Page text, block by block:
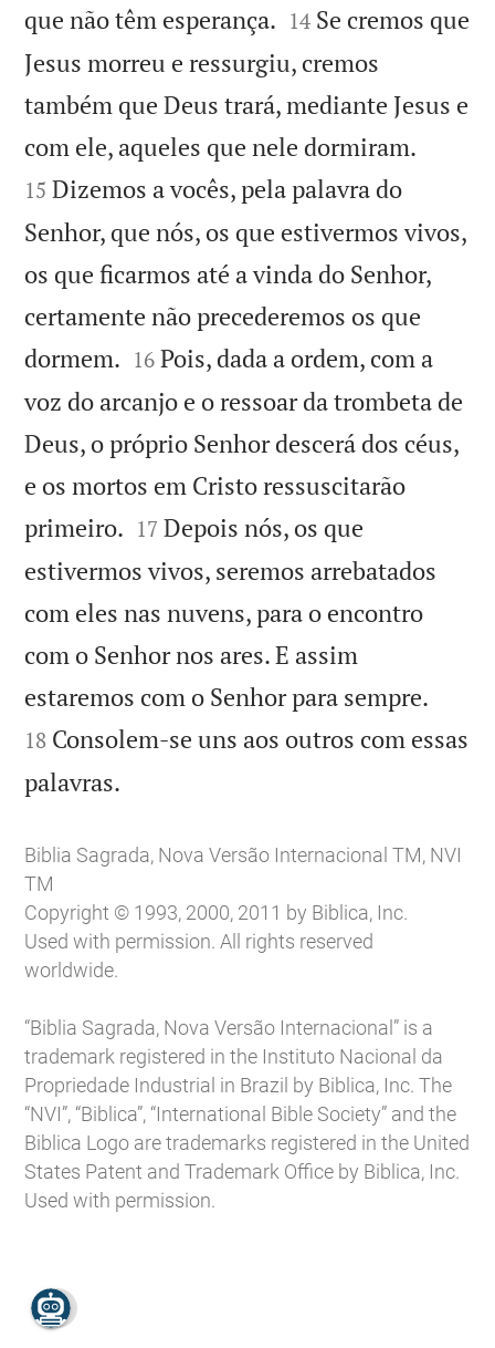
que não têm esperança. 

14 Se cremos que
Jesus morreu e ressurgiu, cremos
também que Deus trará, mediante Jesus e
com ele, aqueles que nele dormiram.
15 Dizemos a vocês, pela palavra do
Senhor, que nós, os que estivermos vivos,
os que ficarmos até a vinda do Senhor,
certamente não precederemos os que
dormem. 

16 Pois, dada a ordem, com a
voz do arcanjo e o ressoar da trombeta de
Deus, o próprio Senhor descerá dos céus,
e os mortos em Cristo ressuscitarão
primeiro. 

17 Depois nós, os que
estivermos vivos, seremos arrebatados
com eles nas nuvens, para o encontro
com o Senhor nos ares. E assim
estaremos com o Senhor para sempre.
18 Consolem-se uns aos outros com essas
palavras.
Biblia Sagrada, Nova Versão Internacional TM, NVI
TM
Copyright © 1993, 2000, 2011 by Biblica, Inc.
Used with permission. All rights reserved
worldwide.
“Biblia Sagrada, Nova Versão Internacional” is a
trademark registered in the Instituto Nacional da
Propriedade Industrial in Brazil by Biblica, Inc. The
“NVI”, “Biblica”, “International Bible Society” and the
Biblica Logo are trademarks registered in the United
States Patent and Trademark Office by Biblica, Inc.
Used with permission.